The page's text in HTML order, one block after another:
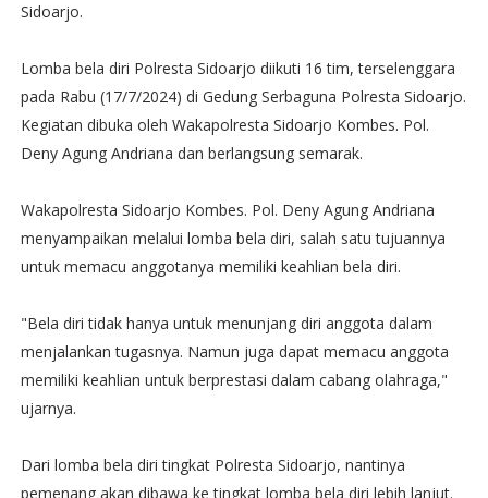
Sidoarjo.
Lomba bela diri Polresta Sidoarjo diikuti 16 tim, terselenggara
pada Rabu (17/7/2024) di Gedung Serbaguna Polresta Sidoarjo.
Kegiatan dibuka oleh Wakapolresta Sidoarjo Kombes. Pol.
Deny Agung Andriana dan berlangsung semarak.
Wakapolresta Sidoarjo Kombes. Pol. Deny Agung Andriana
menyampaikan melalui lomba bela diri, salah satu tujuannya
untuk memacu anggotanya memiliki keahlian bela diri.
"Bela diri tidak hanya untuk menunjang diri anggota dalam
menjalankan tugasnya. Namun juga dapat memacu anggota
memiliki keahlian untuk berprestasi dalam cabang olahraga,"
ujarnya.
Dari lomba bela diri tingkat Polresta Sidoarjo, nantinya
pemenang akan dibawa ke tingkat lomba bela diri lebih lanjut.